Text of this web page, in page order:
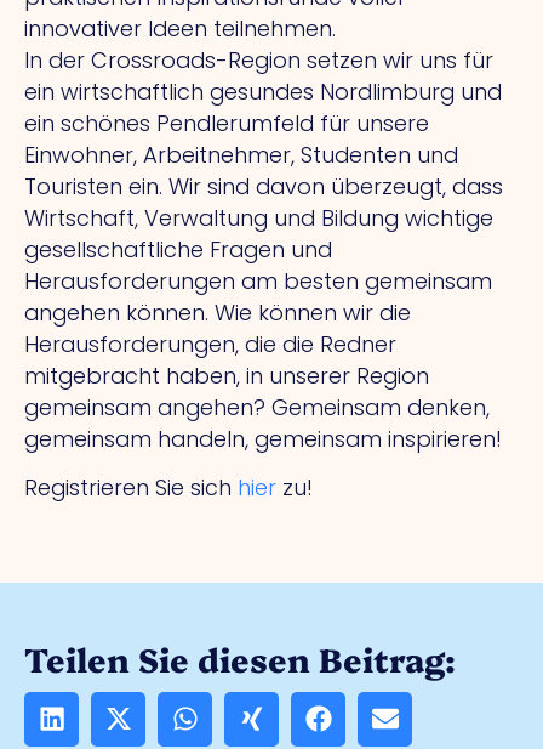
innovativer Ideen teilnehmen.
In der Crossroads-Region setzen wir uns für
ein wirtschaftlich gesundes Nordlimburg und
ein schönes Pendlerumfeld für unsere
Einwohner, Arbeitnehmer, Studenten und
Touristen ein. Wir sind davon überzeugt, dass
Wirtschaft, Verwaltung und Bildung wichtige
gesellschaftliche Fragen und
Herausforderungen am besten gemeinsam
angehen können. Wie können wir die
Herausforderungen, die die Redner
mitgebracht haben, in unserer Region
gemeinsam angehen? Gemeinsam denken,
gemeinsam handeln, gemeinsam inspirieren!
Registrieren Sie sich hier zu!
Teilen Sie diesen Beitrag: